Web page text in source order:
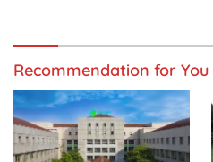
Recommendation for You